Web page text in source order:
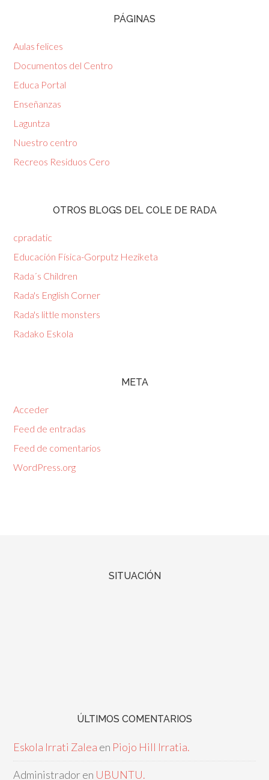
PÁGINAS
Aulas felices
Documentos del Centro
Educa Portal
Enseñanzas
Laguntza
Nuestro centro
Recreos Residuos Cero
OTROS BLOGS DEL COLE DE RADA
cpradatic
Educación Física-Gorputz Heziketa
Rada´s Children
Rada's English Corner
Rada's little monsters
Radako Eskola
META
Acceder
Feed de entradas
Feed de comentarios
WordPress.org
SITUACIÓN
ÚLTIMOS COMENTARIOS
Eskola Irrati Zalea en Piojo Hill Irratia.
Administradoren UBUNTU.